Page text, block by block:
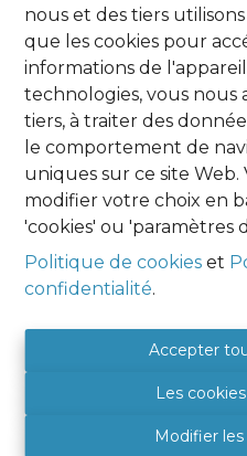
nous et des tiers
que les cookies pour
informations de
technologies, vous nous
tiers, à traiter des
le comportement de
uniques sur ce site
modifier votre choix en
'cookies' ou 'paramètres
Politique de cookies et
confidentialité.
Accepter
Les
Modifier
Oups, cette
À Vendre
HOME
5081
BE
+32 (0)